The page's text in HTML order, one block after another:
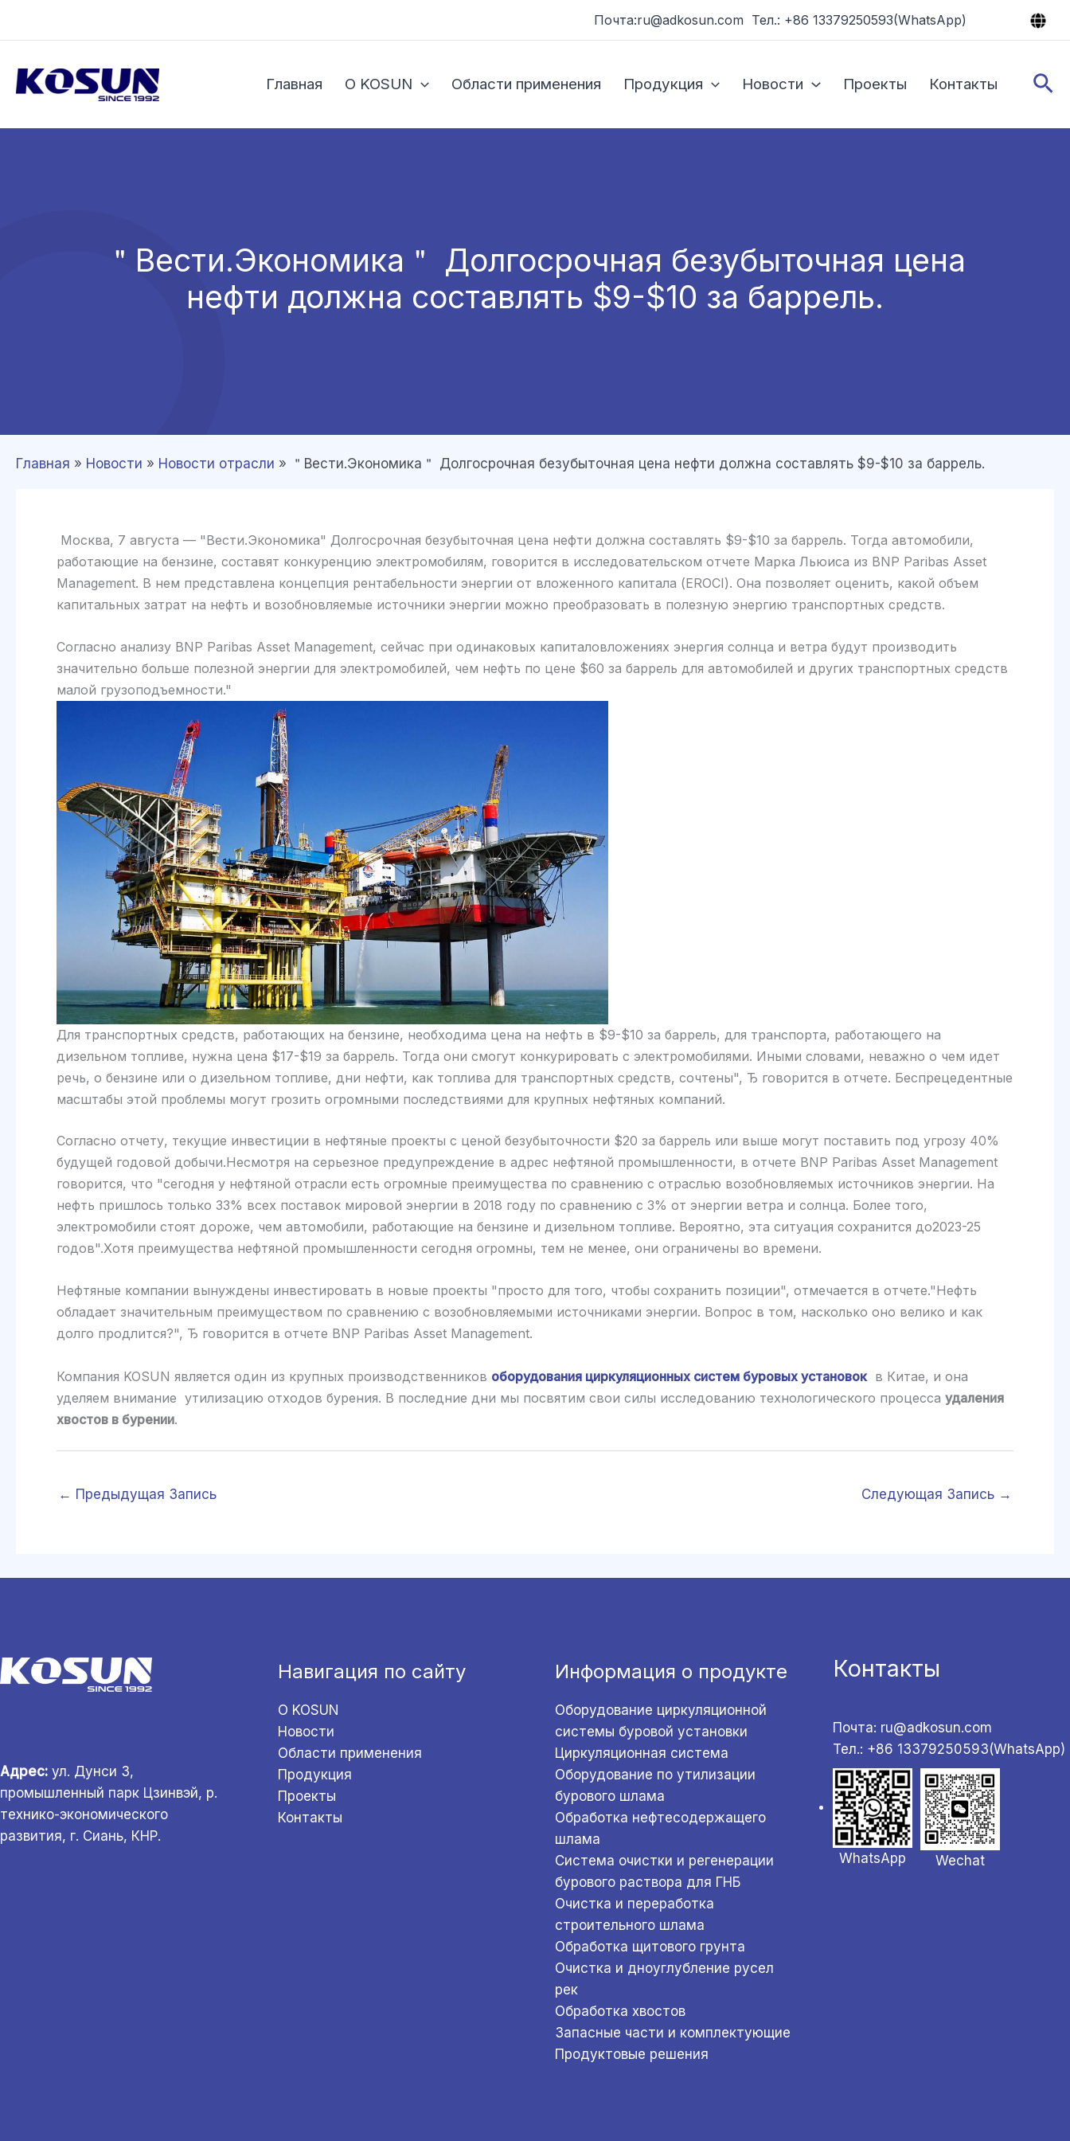
Почта:ru@adkosun.com Тел.: +86 13379250593(WhatsApp)
Главная О KOSUN Области применения Продукция Новости Проекты Контакты
＂Вести.Экономика＂ Долгосрочная безубыточная цена
нефти должна составлять $9-$10 за баррель.
Главная » Новости » Новости отрасли » ＂Вести.Экономика＂ Долгосрочная безубыточная цена нефти должна составлять $9-$10 за баррель.
Москва, 7 августа — "Вести.Экономика" Долгосрочная безубыточная цена нефти должна составлять $9-$10 за баррель. Тогда автомобили,
работающие на бензине, составят конкуренцию электромобилям, говорится в исследовательском отчете Марка Льюиса из BNP Paribas Asset
Management. В нем представлена концепция рентабельности энергии от вложенного капитала (EROCI). Она позволяет оценить, какой объем
капитальных затрат на нефть и возобновляемые источники энергии можно преобразовать в полезную энергию транспортных средств.
Согласно анализу BNP Paribas Asset Management, сейчас при одинаковых капиталовложениях энергия солнца и ветра будут производить
значительно больше полезной энергии для электромобилей, чем нефть по цене $60 за баррель для автомобилей и других транспортных средств
малой грузоподъемности."
Для транспортных средств, работающих на бензине, необходима цена на нефть в $9-$10 за баррель, для транспорта, работающего на
дизельном топливе, нужна цена $17-$19 за баррель. Тогда они смогут конкурировать с электромобилями. Иными словами, неважно о чем идет
речь, о бензине или о дизельном топливе, дни нефти, как топлива для транспортных средств, сочтены", Ђ говорится в отчете. Беспрецедентные
масштабы этой проблемы могут грозить огромными последствиями для крупных нефтяных компаний.
Согласно отчету, текущие инвестиции в нефтяные проекты с ценой безубыточности $20 за баррель или выше могут поставить под угрозу 40%
будущей годовой добычи.Несмотря на серьезное предупреждение в адрес нефтяной промышленности, в отчете BNP Paribas Asset Management
говорится, что "сегодня у нефтяной отрасли есть огромные преимущества по сравнению с отраслью возобновляемых источников энергии. На
нефть пришлось только 33% всех поставок мировой энергии в 2018 году по сравнению с 3% от энергии ветра и солнца. Более того,
электромобили стоят дороже, чем автомобили, работающие на бензине и дизельном топливе. Вероятно, эта ситуация сохранится до2023-25
годов".Хотя преимущества нефтяной промышленности сегодня огромны, тем не менее, они ограничены во времени.
Нефтяные компании вынуждены инвестировать в новые проекты "просто для того, чтобы сохранить позиции", отмечается в отчете."Нефть
обладает значительным преимуществом по сравнению с возобновляемыми источниками энергии. Вопрос в том, насколько оно велико и как
долго продлится?", Ђ говорится в отчете BNP Paribas Asset Management.
Компания KOSUN является один из крупных производственников оборудования циркуляционных систем буровых установокв Китае, и она
уделяем внимание утилизацию отходов бурения. В последние дни мы посвятим свои силы исследованию технологического процесса удаления
хвостов в бурении.
← Предыдущая Запись Следующая Запись →
Адрес: ул. Дунси 3,
промышленный парк Цзинвэй, р.
технико-экономического
развития, г. Сиань, КНР.
Навигация по сайту
О KOSUN
Новости
Области применения
Продукция
Проекты
Контакты
Информация о продукте
Оборудование циркуляционной
системы буровой установки
Циркуляционная система
Оборудование по утилизации
бурового шлама
Обработка нефтесодержащего
шлама
Система очистки и регенерации
бурового раствора для ГНБ
Очистка и переработка
строительного шлама
Обработка щитового грунта
Очистка и дноуглубление русел
рек
Обработка хвостов
Запасные части и комплектующие
Продуктовые решения
Контакты
Почта: ru@adkosun.com
Тел.: +86 13379250593(WhatsApp)
WhatsApp Wechat